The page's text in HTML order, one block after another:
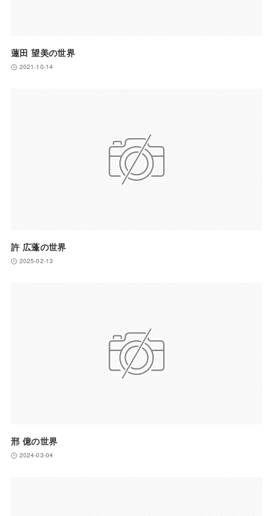
蓮田 望美の世界
2021-10-14
許 広蓬の世界
2025-02-13
邢 億の世界
2024-03-04